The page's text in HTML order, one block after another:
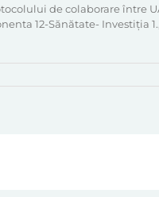
de colaborare între
12-Sănătate-